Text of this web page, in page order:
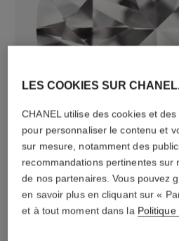
36 diamants taille brillant
Caractéristiques variables**
LES COOKIES SUR
CHANEL utilise des cookies et
pour personnaliser le contenu et
sur mesure, notamment des
recommandations pertinentes sur
de nos partenaires. Vous pouvez
en savoir plus en cliquant sur «
et à tout moment dans la